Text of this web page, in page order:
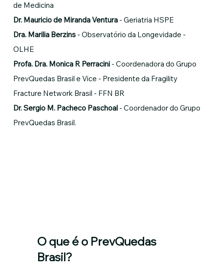
O que é o PrevQuedas
Brasil?
de Medicina
Dr. Mauricio de Miranda Ventura - Geriatria HSPE
Dra. Marilia Berzins - Observatório da Longevidade -
OLHE
Profa. Dra. Monica R Perracini - Coordenadora do Grupo
PrevQuedas Brasil e Vice - Presidente da Fragility
Fracture Network Brasil - FFN BR
Dr. Sergio M. Pacheco Paschoal - Coordenador do Grupo
PrevQuedas Brasil.